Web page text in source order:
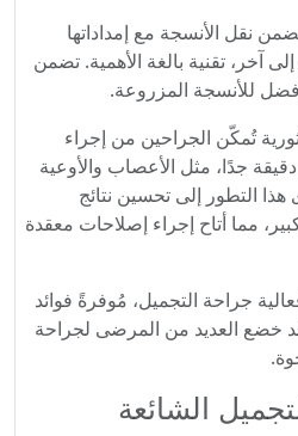
نقل الأنسجة مع إمداداتها
آخر، تقنية بالغة الأهمية. تضمن
للأنسجة المزروعة.
تُمكّن الجراحين من إجراء
جدًا، مثل الأعصاب والأوعية
هذا التطور إلى تحسين نتائج
مما أتاح إجراء إصلاحات معقدة
جراحة التجميل، مُوفرةً فوائد
خضع العديد من المرضى لجراحة
الشائعة